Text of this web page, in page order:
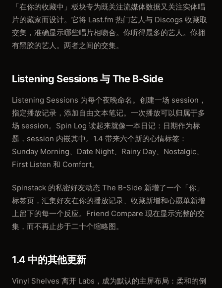
「在你的收藏中」板块专为既关注流媒体数据又关注实体唱
片的藏家而设计。它将 Last.fm 热门艺人与 Discogs 收藏取
交集，准确显示哪些唱片相吻合。你听得最多的艺人。你拥
有黑胶的艺人。两者之间的交集。
Listening Sessions 与 The B-Side
Listening Sessions 为每个夜晚命名。创建一场 session，
指定播放记录，添加自由文本笔记。一次播放可以归属于多
场 session。Spin Log 读起来就像一本日记：日期作为标
题，session 内嵌其中。1.4 带来六个新的心情标签：
Sunday Morning、Date Night、Rainy Day、Nostalgic、
First Listen 和 Comfort。
Spinstack 的私密好友动态 The B-Side 新增了一个「你」
标签页，汇集好友在你的播放记录、收藏新增和心愿单新增
上留下的每一个反应。Friend Compare 现在显示完整的交
集，而不再止步于二十个缩略图。
1.4 中的其他更新
Vinyl Shelves 离开 Labs，成为默认的主屏布局：柔和的倒